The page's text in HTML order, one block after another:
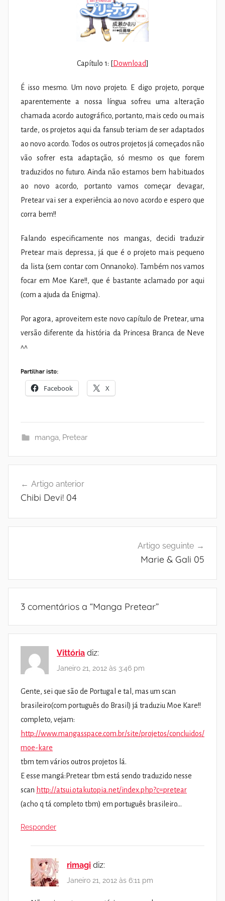
Capítulo 1: [Download]
É isso mesmo. Um novo projeto. E digo projeto, porque
aparentemente a nossa língua sofreu uma alteração
chamada acordo autográfico, portanto, mais cedo ou mais
tarde, os projetos aqui da fansub teriam de ser adaptados
ao novo acordo. Todos os outros projetos já começados não
vão sofrer esta adaptação, só mesmo os que forem
traduzidos no futuro. Ainda não estamos bem habituados
ao novo acordo, portanto vamos começar devagar,
Pretear vai ser a experiência ao novo acordo e espero que
corra bem!!
Falando especificamente nos mangas, decidi traduzir
Pretear mais depressa, já que é o projeto mais pequeno
da lista (sem contar com Onnanoko). Também nos vamos
focar em Moe Kare!!, que é bastante aclamado por aqui
(com a ajuda da Enigma).
Por agora, aproveitem este novo capítulo de Pretear, uma
versão diferente da história da Princesa Branca de Neve
^^
Partilhar isto:
Facebook X
manga, Pretear
Artigo anterior
Chibi Devi! 04
Artigo seguinte
Marie & Gali 05
3 comentários a “Manga Pretear”
Vittória diz:
Janeiro 21, 2012 às 3:46 pm
Gente, sei que são de Portugal e tal, mas um scan
brasileiro(com português do Brasil) já traduziu Moe Kare!!
completo, vejam:
http://www.mangasspace.com.br/site/projetos/concluidos/
moe-kare
tbm tem vários outros projetos lá.
E esse mangá:Pretear tbm está sendo traduzido nesse
scan http://atsui.otakutopia.net/index.php?c=pretear
(acho q tá completo tbm) em português brasileiro…
Responder
rimagi diz:
Janeiro 21, 2012 às 6:11 pm